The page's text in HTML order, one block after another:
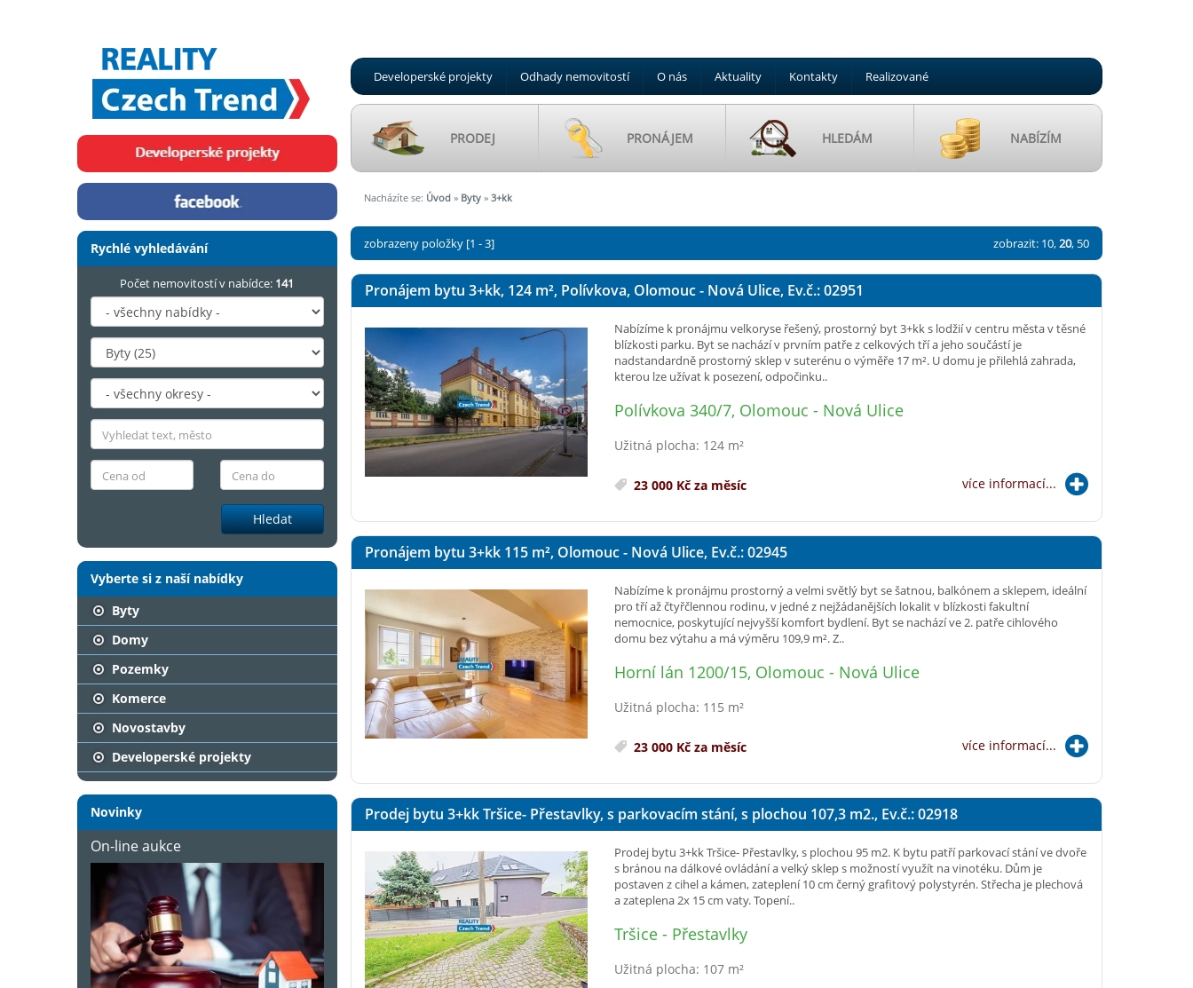
Developerské projekty Odhady nemovitostí O nás Aktuality Kontakty Realizované
PRODEJ PRONÁJEM HLEDÁM NABÍZÍM
Rychlé vyhledávání
Počet nemovitostí v nabídce: 141
Hledat
Vyberte si z naší nabídky
Byty
Domy
Pozemky
Komerce
Novostavby
Developerské projekty
Novinky
On-line aukce
Nacházíte se: Úvod » Byty » 3+kk
zobrazeny položky [1 - 3] zobrazit: 10,20, 50
Pronájem bytu 3+kk, 124 m², Polívkova, Olomouc - Nová Ulice, Ev.č.: 02951
Nabízíme k pronájmu velkoryse řešený, prostorný byt 3+kk s lodžií v centru města v těsné
blízkosti parku. Byt se nachází v prvním patře z celkových tří a jeho součástí je
nadstandardně prostorný sklep v suterénu o výměře 17 m². U domu je přilehlá zahrada,
kterou lze užívat k posezení, odpočinku..
Polívkova 340/7, Olomouc - Nová Ulice
Užitná plocha: 124 m²
23 000 Kč za měsíc více informací...
Pronájem bytu 3+kk 115 m², Olomouc - Nová Ulice, Ev.č.: 02945
Nabízíme k pronájmu prostorný a velmi světlý byt se šatnou, balkónem a sklepem, ideální
pro tří až čtyřčlennou rodinu, v jedné z nejžádanějších lokalit v blízkosti fakultní
nemocnice, poskytující nejvyšší komfort bydlení. Byt se nachází ve 2. patře cihlového
domu bez výtahu a má výměru 109,9 m². Z..
Horní lán 1200/15, Olomouc - Nová Ulice
Užitná plocha: 115 m²
23 000 Kč za měsíc více informací...
Prodej bytu 3+kk Tršice- Přestavlky, s parkovacím stání, s plochou 107,3 m2., Ev.č.: 02918
Prodej bytu 3+kk Tršice- Přestavlky, s plochou 95 m2. K bytu patří parkovací stání ve dvoře
s bránou na dálkové ovládání a velký sklep s možností využít na vinotéku. Dům je
postaven z cihel a kámen, zateplení 10 cm černý grafitový polystyrén. Střecha je plechová
a zateplena 2x 15 cm vaty. Topení..
Tršice - Přestavlky
Užitná plocha: 107 m²